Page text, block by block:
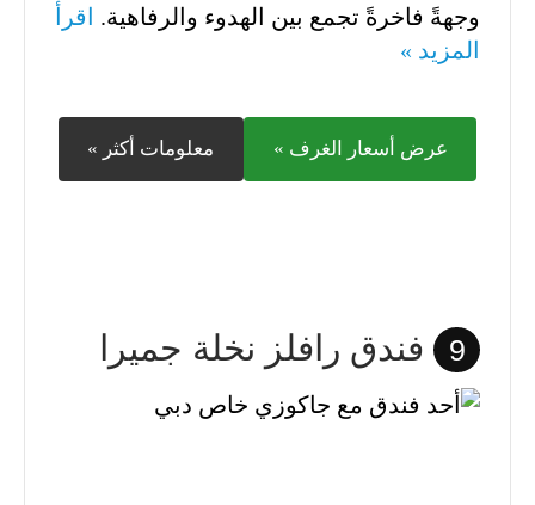
وجهةً فاخرةً تجمع بين الهدوء والرفاهية. اقرأ
المزيد »
عرض أسعار الغرف » معلومات أكثر »
9 فندق رافلز نخلة جميرا